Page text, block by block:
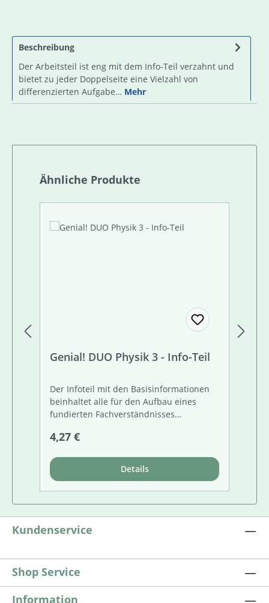
Beschreibung
Der Arbeitsteil ist eng mit dem Info-Teil verzahnt und
bietet zu jeder Doppelseite eine Vielzahl von
differenzierten Aufgabe… Mehr
Produktgalerie überspringen
Ähnliche Produkte
Genial! DUO Physik 3 - Info-Teil
Der Infoteil mit den Basisinformationen
beinhaltet alle für den Aufbau eines
fundierten Fachverständnisses
Seiten sind differenziert aufgebaut und
erforderlichen Basis-Infos und
Zusatzinformationen. Am Ende jeder
Doppelseite finden Sie eine kurze
Zusammenfassung. Grundlegendes
Textkompetenz-Training durch spezielle
Aufgabenstellungen inklusive.
Regulärer Preis:
4,27 €
Details
Kundenservice
Shop Service
Information